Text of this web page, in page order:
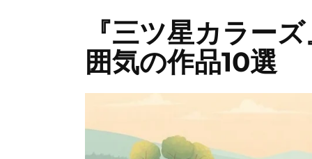
『三ツ星カラー
囲気の作品10選